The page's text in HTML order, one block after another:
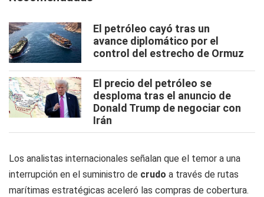
El petróleo cayó tras un
avance diplomático por el
control del estrecho de Ormuz
El precio del petróleo se
desploma tras el anuncio de
Donald Trump de negociar con
Irán
Los analistas internacionales señalan que el temor a una
interrupción en el suministro de crudo a través de rutas
marítimas estratégicas aceleró las compras de cobertura.